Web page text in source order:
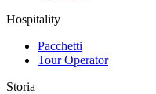
Hospitality
Pacchetti
Tour Operator
Storia